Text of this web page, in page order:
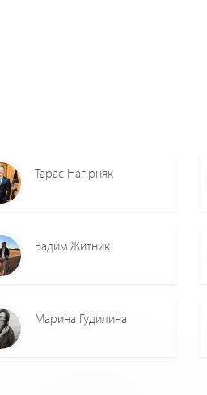
Тарас Нагірняк
Вадим Житник
Марина Гудилина